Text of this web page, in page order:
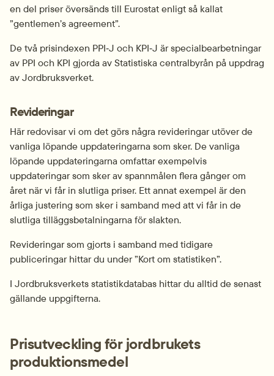
en del priser översänds till Eurostat enligt så kallat
”gentlemen’s agreement”.
De två prisindexen PPI‑J och KPI‑J är specialbearbetningar
av PPI och KPI gjorda av Statistiska centralbyrån på uppdrag
av Jordbruksverket.
Revideringar
Här redovisar vi om det görs några revideringar utöver de
vanliga löpande uppdateringarna som sker. De vanliga
löpande uppdateringarna omfattar exempelvis
uppdateringar som sker av spannmålen flera gånger om
året när vi får in slutliga priser. Ett annat exempel är den
årliga justering som sker i samband med att vi får in de
slutliga tilläggsbetalningarna för slakten.
Revideringar som gjorts i samband med tidigare
publiceringar hittar du under ”Kort om statistiken”.
I Jordbruksverkets statistikdatabas hittar du alltid de senast
gällande uppgifterna.
Prisutveckling för jordbrukets
produktionsmedel